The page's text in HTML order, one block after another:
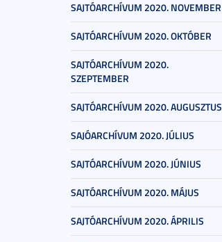
SAJTÓARCHÍVUM 2020. NOVEMBER
SAJTÓARCHÍVUM 2020. OKTÓBER
SAJTÓARCHÍVUM 2020.
SZEPTEMBER
SAJTÓARCHÍVUM 2020. AUGUSZTUS
SAJÓARCHÍVUM 2020. JÚLIUS
SAJTÓARCHÍVUM 2020. JÚNIUS
SAJTÓARCHÍVUM 2020. MÁJUS
SAJTÓARCHÍVUM 2020. ÁPRILIS